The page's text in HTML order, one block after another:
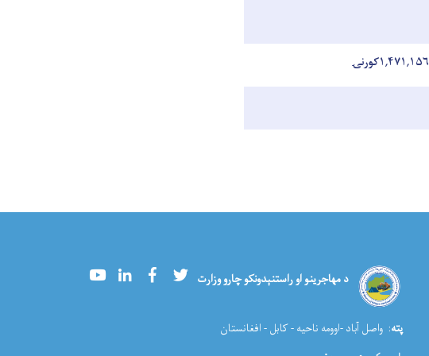
۱,۴۷۱,۱۵۶کورنۍ
د مهاجرینو او راستنېدونکو چارو وزارت YoutubeLinkedInFacebookTwitter
پته: واصل آباد -اوومه ناحیه - کابل - افغانستان